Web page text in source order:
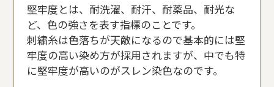
堅牢度とは、耐洗濯、耐汗、耐薬品、耐光な
ど、色の強さを表す指標のことです。
刺繍糸は色落ちが天敵になるので基本的には堅
牢度の高い染め方が採用されますが、中でも特
に堅牢度が高いのがスレン染色なのです。